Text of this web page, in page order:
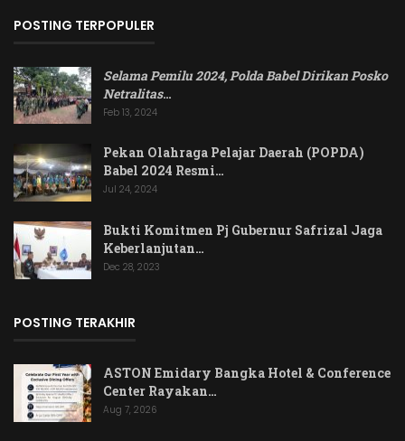
POSTING TERPOPULER
Selama Pemilu 2024, Polda Babel Dirikan Posko
Netralitas…
Feb 13, 2024
Pekan Olahraga Pelajar Daerah (POPDA)
Babel 2024 Resmi…
Jul 24, 2024
Bukti Komitmen Pj Gubernur Safrizal Jaga
Keberlanjutan…
Dec 28, 2023
POSTING TERAKHIR
ASTON Emidary Bangka Hotel & Conference
Center Rayakan…
Aug 7, 2026